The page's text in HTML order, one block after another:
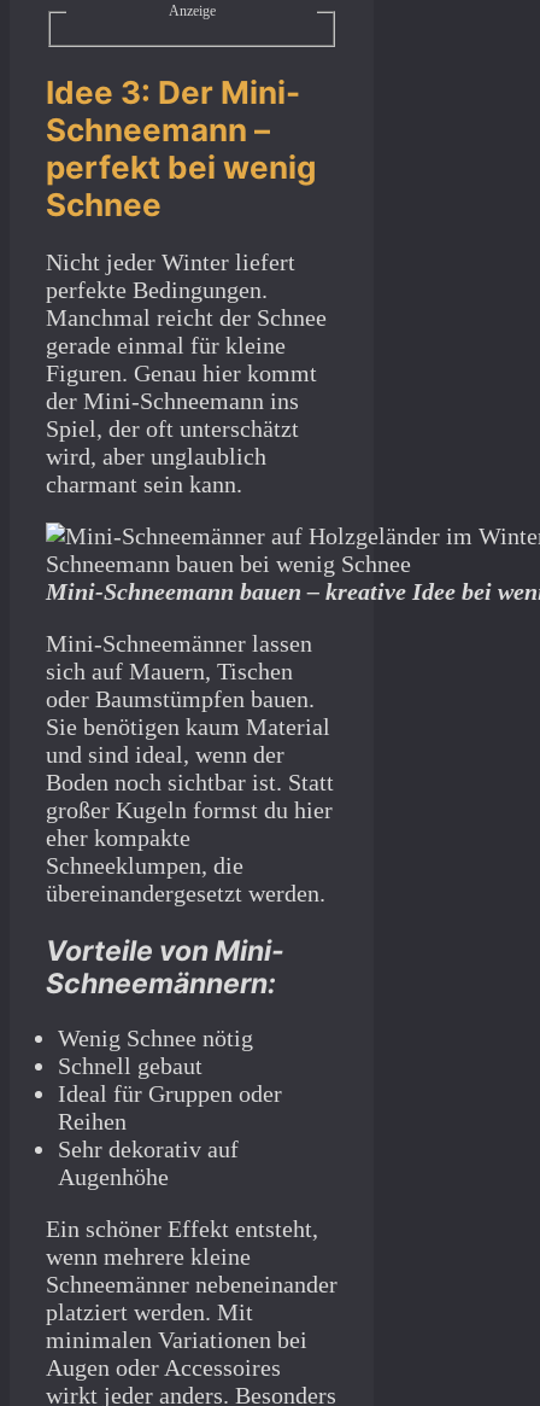
Anzeige
Idee 3: Der Mini-
Schneemann –
perfekt bei wenig
Schnee
Nicht jeder Winter liefert
perfekte Bedingungen.
Manchmal reicht der Schnee
gerade einmal für kleine
Figuren. Genau hier kommt
der Mini-Schneemann ins
Spiel, der oft unterschätzt
wird, aber unglaublich
charmant sein kann.
Mini-Schneemann bauen – kreative Idee bei
Mini-Schneemänner lassen
sich auf Mauern, Tischen
oder Baumstümpfen bauen.
Sie benötigen kaum Material
und sind ideal, wenn der
Boden noch sichtbar ist. Statt
großer Kugeln formst du hier
eher kompakte
Schneeklumpen, die
übereinandergesetzt werden.
Vorteile von Mini-
Schneemännern:
Wenig Schnee nötig
Schnell gebaut
Ideal für Gruppen oder
Reihen
Sehr dekorativ auf
Augenhöhe
Ein schöner Effekt entsteht,
wenn mehrere kleine
Schneemänner nebeneinander
platziert werden. Mit
minimalen Variationen bei
Augen oder Accessoires
wirkt jeder anders. Besonders